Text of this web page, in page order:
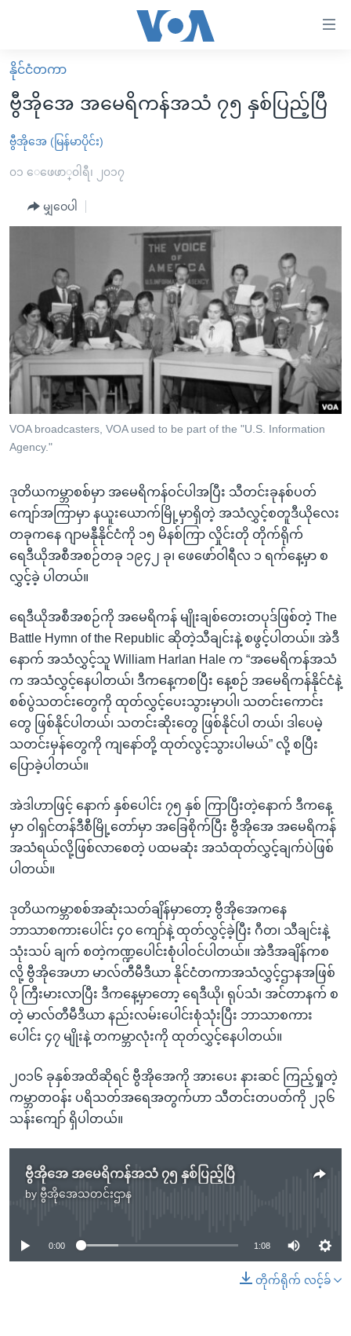
လွယ်ကူ
စေ
Link
များ
အကြောင်းအရာ
ပင်မ
အ
ညွန်း
စာမျက်နှာ
ကျော်
ရှာဖွေ
နေရာ
ကျော်
မူလစာမျက်နှာ
မြန်မာ
ကမ္ဘာ့သတင်းများ
နိုင်ငံတကာ
တရုတ်
ဗွီဒီယို
ရပ်ဝန်းတခု လမ်းတခု အလွန်
အမေရိကန်သုံးအီဒီယံ
မကြေးမုံရဲ့ အင်္ဂလိပ်စာ
ရုပ်ရှင်ထဲက အင်္ဂလိပ်စာ
သုတပဒေသာ အင်္ဂလိပ်စာ
အပတ်စဉ်ကဏ္ဍများ
ရေဒီယို
တီဗွီ
ရေဒီယိုနှင့်ရုပ်သံ အချက်အလက်များ
ရေဒီယို/တီဗွီအစီအစဉ်
Learning English
ဘာသာစကားများ
နိုင်ငံတကာ
ဗွီအိုအေ အမေရိကန်အသံ ၇၅ နှစ်ပြည့်ပြီ
ဗွီအိုအေ (မြန်မာပိုင်း)
၀၁ ေဖေဖာ္၀ါရီ၊ ၂၀၁၇
မျှဝေပါ
VOA broadcasters, VOA used to be part of the "U.S. Information
Agency."
ဒုတိယကမ္ဘာစစ်မှာ အမေရိကန်ဝင်ပါအပြီး သီတင်းခုနစ်ပတ်
ကျော်အကြာမှာ နယူးယောက်မြို့မှာရှိတဲ့ အသံလွှင့်စတူဒီယိုလေး
တခုကနေ ဂျာမနီုနိုင်ငံကို ၁၅ မိနစ်ကြာ လှိုင်းတို တိုက်ရိုက်
ရေဒီယိုအစီအစဉ်တခု ၁၉၄၂ ခု၊ ဖေဖော်ဝါရီလ ၁ ရက်နေ့မှာ စ
လွှင့်ခဲ့ ပါတယ်။
ရေဒီယိုအစီအစဉ်ကို အမေရိကန် မျိုးချစ်တေးတပုဒ်ဖြစ်တဲ့ The
Battle Hymn of the Republic ဆိုတဲ့သီချင်းနဲ့ စဖွင့်ပါတယ်။ အဲဒီ
နောက် အသံလွှင့်သူ William Harlan Hale က “အမေရိကန်အသံ
က အသံလွှင့်နေပါတယ်၊ ဒီကနေ့ကစပြီး နေ့စဉ် အမေရိကန်နိုင်ငံနဲ့
စစ်ပွဲသတင်းတွေကို ထုတ်လွှင့်ပေးသွားမှာပါ၊ သတင်းကောင်း
တွေ ဖြစ်နိုင်ပါတယ်၊ သတင်းဆိုးတွေ ဖြစ်နိုင်ပါ တယ်၊ ဒါပေမဲ့
သတင်းမှန်တွေကို ကျနော်တို့ ထုတ်လွင့်သွားပါမယ်” လို့ စပြီး
ပြောခဲ့ပါတယ်။
အဲဒါဟာဖြင့် နောက် နှစ်ပေါင်း ၇၅ နှစ် ကြာပြီးတဲ့နောက် ဒီကနေ့
မှာ ဝါရှင်တန်ဒီစီမြို့တော်မှာ အခြေစိုက်ပြီး ဗွီအိုအေ အမေရိကန်
အသံရယ်လို့ဖြစ်လာစေတဲ့ ပထမဆုံး အသံထုတ်လွှင့်ချက်ပဲဖြစ်
ပါတယ်။
ဒုတိယကမ္ဘာစစ်အဆုံးသတ်ချိန်မှာတော့ ဗွီအိုအေကနေ
ဘာသာစကားပေါင်း ၄၀ ကျော်နဲ့ ထုတ်လွှင့်ခဲ့ပြီး ဂီတ၊ သီချင်းနဲ့
သုံးသပ် ချက် စတဲ့ကဏ္ဍပေါင်းစုံပါဝင်ပါတယ်။ အဲဒီအချိန်ကစ
လို့ ဗွီအိုအေဟာ မာလ်တီမီဒီယာ နိုင်ငံတကာအသံလွှင့်ဌာနအဖြစ်
ပို ကြီးမားလာပြီး ဒီကနေ့မှာတော့ ရေဒီယို၊ ရုပ်သံ၊ အင်တာနက် စ
တဲ့ မာလ်တီမီဒီယာ နည်းလမ်းပေါင်းစုံသုံးပြီး ဘာသာစကား
ပေါင်း ၄၇ မျိုးနဲ့ တကမ္ဘာလုံးကို ထုတ်လွှင့်နေပါတယ်။
၂၀၁၆ ခုနှစ်အထိဆိုရင် ဗွီအိုအေကို အားပေး နားဆင် ကြည့်ရှုတဲ့
ကမ္ဘာတဝန်း ပရိသတ်အရေအတွက်ဟာ သီတင်းတပတ်ကို ၂၃၆
သန်းကျော် ရှိပါတယ်။
ဗွီအိုအေ အမေရိကန်အသံ ၇၅ နှစ်ပြည့်ပြီ
by ဗွီအိုအေသတင်းဌာန
No media source currently available
0:00 1:08
တိုက်ရိုက် လင့်ခ်